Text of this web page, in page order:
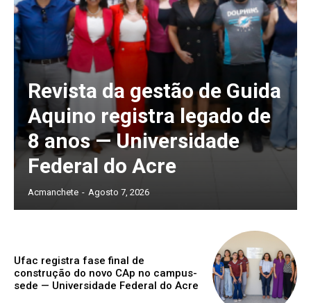
Revista da gestão de Guida
Aquino registra legado de
8 anos — Universidade
Federal do Acre
Acmanchete - Agosto 7, 2026
Ufac registra fase final de
construção do novo CAp no campus-
sede — Universidade Federal do Acre